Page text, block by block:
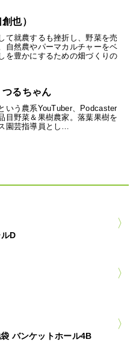
也）
て就農するも挫折し、野菜を売
自然農やパーマカルチャーをベ
を豊かにするための畑づくりの
るちゃん
いう農系YouTuber、Podcaster
目野菜＆果樹農家。落葉果樹を
園芸指導員とし…
D
バンケットホール4B